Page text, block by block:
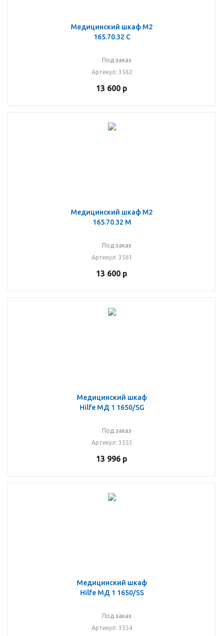
Медицинский шкаф М2
165.70.32 С
Под заказ
Артикул: 3562
13 600 р
Медицинский шкаф М2
165.70.32 М
Под заказ
Артикул: 3561
13 600 р
Медицинский шкаф
Hilfe МД 1 1650/SG
Под заказ
Артикул: 3553
13 996 р
Медицинский шкаф
Hilfe МД 1 1650/SS
Под заказ
Артикул: 3554